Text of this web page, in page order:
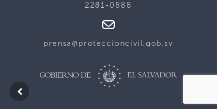
2281-0888
prensa@proteccioncivil.gob.sv